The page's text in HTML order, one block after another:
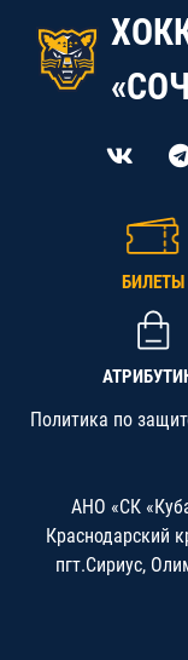
БИЛЕТЫ
Политика по
АНО «СК
Краснодарский
пгт.Сириус,